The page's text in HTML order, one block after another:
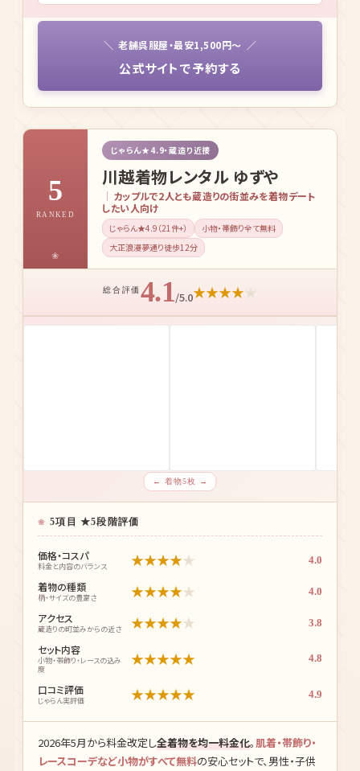
老舗呉服屋・最安1,500円〜
川越着物レンタル ゆずや
カップルで2人とも蔵造りの街並みを着物デート
したい人向け
じゃらん★4.9（21件+）
小物・帯飾り全て無料
大正浪漫夢通り徒歩12分
総合評価4.1/5.0★
価格・コスパ
料金と内容のバランス ★
着物の種類
柄・サイズの豊富さ ★★★★★ 4.0
アクセス
蔵造りの町並みからの近さ ★★★★★ 3.8
セット内容
小物・帯飾り・レースの込み
度
★★★★★ 4.8
口コミ評価
じゃらん実評価 ★★★★★ 4.9
2026年5月から料金改定し
レースコーデなど小物がすべて無料の安心セットで、男性・子供
プランは4,400円〜。蔵造りの町並みのすぐ近く（仲町バス停徒
歩30秒）に位置し、人力車や着物姿で本格的な写真を撮りたい